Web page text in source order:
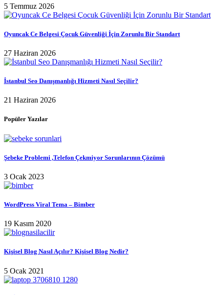
5 Temmuz 2026
Oyuncak Ce Belgesi Çocuk Güvenliği İçin Zorunlu Bir Standart
27 Haziran 2026
İstanbul Seo Danışmanlığı Hizmeti Nasıl Seçilir?
21 Haziran 2026
Popüler Yazılar
Şebeke Problemi ,Telefon Çekmiyor Sorunlarının Çözümü
3 Ocak 2023
WordPress Viral Tema – Bimber
19 Kasım 2020
Kişisel Blog Nasıl Açılır? Kişisel Blog Nedir?
5 Ocak 2021